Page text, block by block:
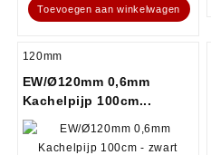
Toevoegen aan winkelwagen
120mm
EW/Ø120mm 0,6mm
Kachelpijp 100cm...